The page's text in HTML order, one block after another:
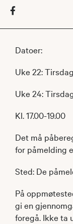
Datoer:
Uke 22:
Uke 24:
Kl. 17.00-19.00
Det må
for påmelding
Sted: De
På
gi en
foregå. Ikke ta